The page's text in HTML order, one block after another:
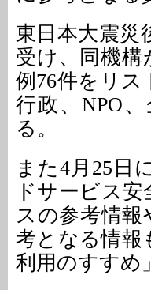
東日本大震災
受け、同機構
例76件をリ
行政、NPO
る。
また4月25日
ドサービス
スの参考情
考となる情報
利用のすすめ